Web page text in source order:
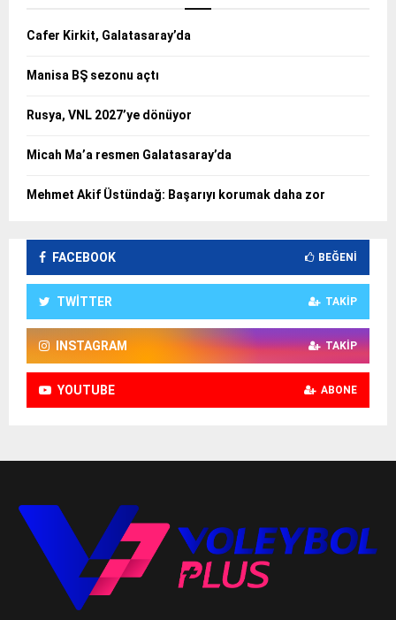
Cafer Kirkit, Galatasaray’da
Manisa BŞ sezonu açtı
Rusya, VNL 2027’ye dönüyor
Micah Ma’a resmen Galatasaray’da
Mehmet Akif Üstündağ: Başarıyı korumak daha zor
FACEBOOK BEĞENI
TWITTER TAKIP
INSTAGRAM TAKIP
YOUTUBE ABONE